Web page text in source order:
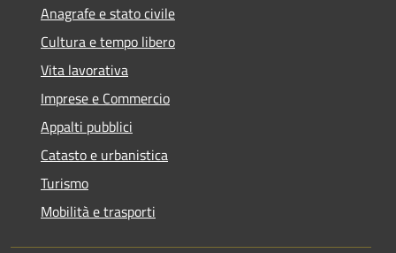
Anagrafe e stato civile
Cultura e tempo libero
Vita lavorativa
Imprese e Commercio
Appalti pubblici
Catasto e urbanistica
Turismo
Mobilità e trasporti